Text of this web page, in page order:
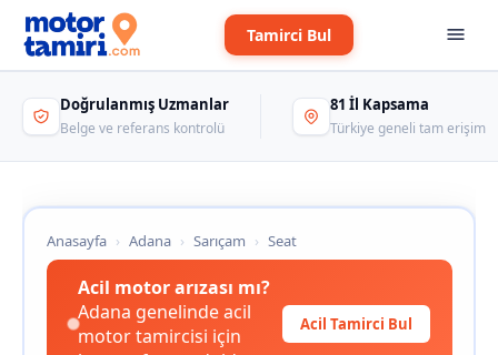
Tamirci Bul
Doğrulanmış Uzmanlar
Belge ve referans kontrolü
81 İl Kapsama
Türkiye geneli tam erişim
Anasayfa › Adana › Sarıçam › Seat
Acil motor arızası mı?
Adana genelinde acil
motor tamircisi için
Acil Tamirci Bul